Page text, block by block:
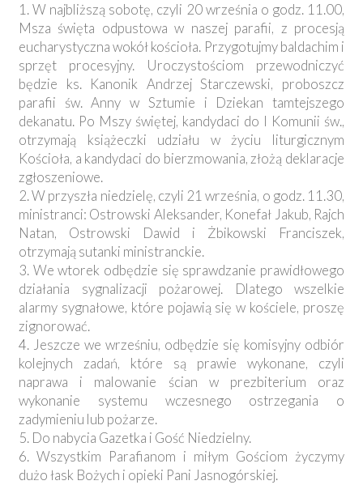
1. W najbliższą sobotę, czyli 20 września o godz. 11.00,
Msza święta odpustowa w naszej parafii, z procesją
eucharystyczna wokół kościoła. Przygotujmy baldachim i
sprzęt procesyjny. Uroczystościom przewodniczyć
będzie ks. Kanonik Andrzej Starczewski, proboszcz
parafii św. Anny w Sztumie i Dziekan tamtejszego
dekanatu. Po Mszy świętej, kandydaci do I Komunii św.,
otrzymają książeczki udziału w życiu liturgicznym
Kościoła, a kandydaci do bierzmowania, złożą deklaracje
zgłoszeniowe.
2. W przyszła niedzielę, czyli 21 września, o godz. 11.30,
ministranci: Ostrowski Aleksander, Konefał Jakub, Rajch
Natan, Ostrowski Dawid i Żbikowski Franciszek,
otrzymają sutanki ministranckie.
3. We wtorek odbędzie się sprawdzanie prawidłowego
działania sygnalizacji pożarowej. Dlatego wszelkie
alarmy sygnałowe, które pojawią się w kościele, proszę
zignorować.
4. Jeszcze we wrześniu, odbędzie się komisyjny odbiór
kolejnych zadań, które są prawie wykonane, czyli
naprawa i malowanie ścian w prezbiterium oraz
wykonanie systemu wczesnego ostrzegania o
zadymieniu lub pożarze.
5. Do nabycia Gazetka i Gość Niedzielny.
6. Wszystkim Parafianom i miłym Gościom życzymy
dużo łask Bożych i opieki Pani Jasnogórskiej.